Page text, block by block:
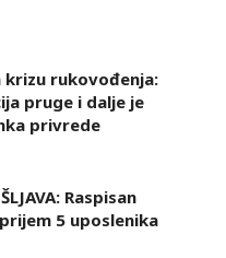
krizu rukovođenja:
pruge i dalje je
privrede
Raspisan
5 uposlenika